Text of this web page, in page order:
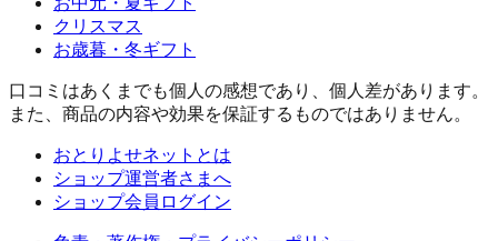
クリスマス
お歳暮・冬ギフト
口コミはあくまでも個人の感想であり、個人差があります。
また、商品の内容や効果を保証するものではありません。
おとりよせネットとは
ショップ運営者さまへ
ショップ会員ログイン